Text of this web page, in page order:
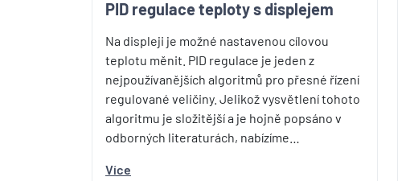
PID regulace teploty s displejem
Na displeji je možné nastavenou cílovou
teplotu měnit. PID regulace je jeden z
nejpoužívanějších algoritmů pro přesné řízení
regulované veličiny. Jelikož vysvětlení tohoto
algoritmu je složitější a je hojně popsáno v
odborných literaturách, nabízíme…
Více